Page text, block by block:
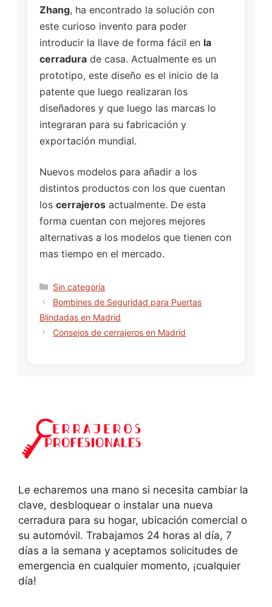
Zhang, ha encontrado la solución con
este curioso invento para poder
introducir la llave de forma fácil en la
cerradura de casa. Actualmente es un
prototipo, este diseño es el inicio de la
patente que luego realizaran los
diseñadores y que luego las marcas lo
integraran para su fabricación y
exportación mundial.
Nuevos modelos para añadir a los
distintos productos con los que cuentan
los cerrajeros actualmente. De esta
forma cuentan con mejores mejores
alternativas a los modelos que tienen con
mas tiempo en el mercado.
Categorías
Sin categoría
Bombines de Seguridad para Puertas
Blindadas en Madrid
Consejos de cerrajeros en Madrid
Le echaremos una mano si necesita cambiar la
clave, desbloquear o instalar una nueva
cerradura para su hogar, ubicación comercial o
su automóvil. Trabajamos 24 horas al día, 7
días a la semana y aceptamos solicitudes de
emergencia en cualquier momento, ¡cualquier
día!